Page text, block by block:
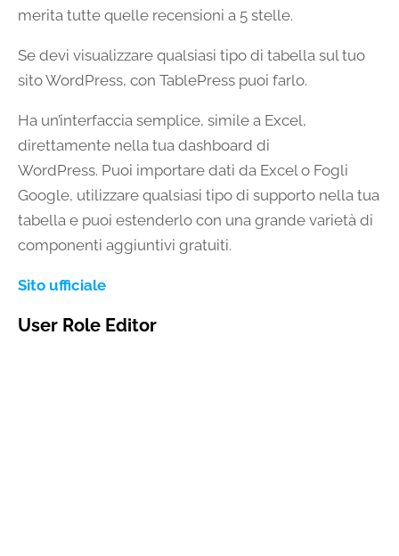
merita tutte quelle recensioni a 5 stelle.
Se devi visualizzare qualsiasi tipo di tabella sul tuo
sito WordPress, con TablePress puoi farlo.
Ha un’interfaccia semplice, simile a Excel,
direttamente nella tua dashboard di
WordPress. Puoi importare dati da Excel o Fogli
Google, utilizzare qualsiasi tipo di supporto nella tua
tabella e puoi estenderlo con una grande varietà di
componenti aggiuntivi gratuiti.
Sito ufficiale
User Role Editor